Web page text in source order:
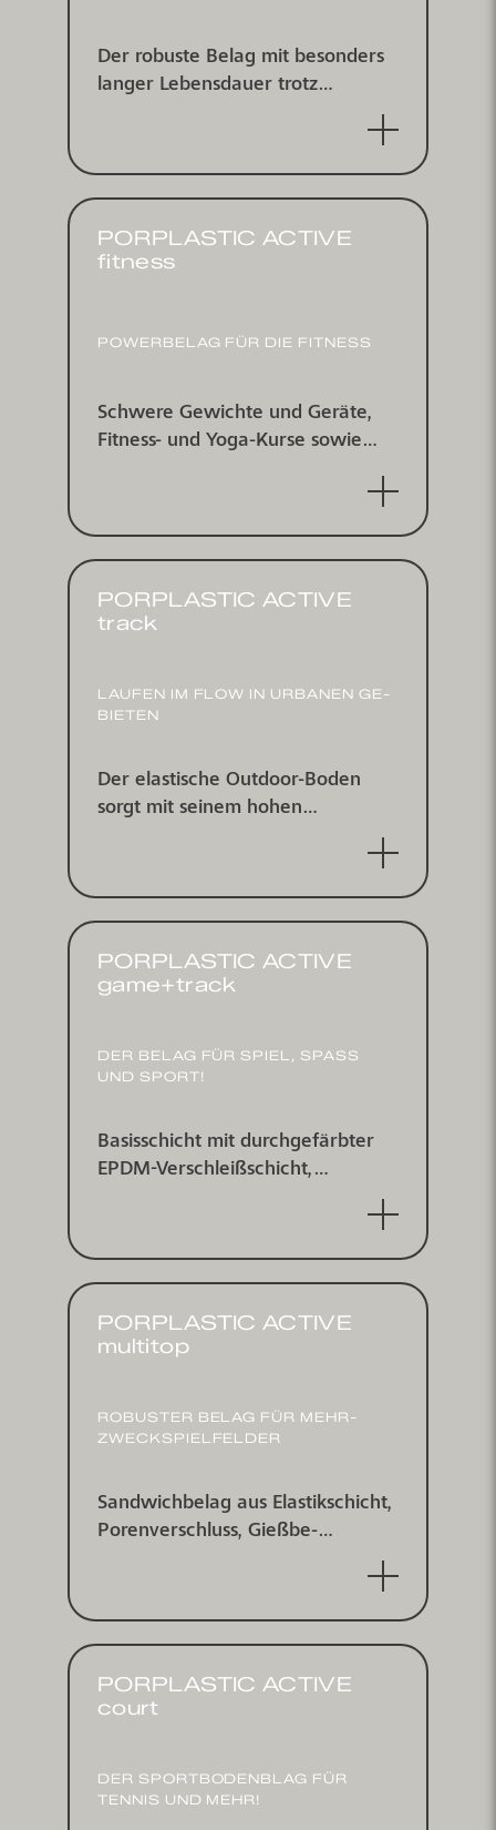
Der robuste Belag mit besonders
langer Lebens­dauer trotz
PORPLASTIC ACTIVE
fitness
POWERBELAG FÜR DIE FITNESS
Schwere Gewichte und Geräte,
Fitness- und Yoga-Kurse sowie
PORPLASTIC ACTIVE
track
LAUFEN IM FLOW IN URBANEN GE­
BIETEN
Der elastische Outdoor-Boden
sorgt mit seinem hohen
Kraftabbau für gelenkschonendes
PORPLASTIC ACTIVE
game+track
DER BELAG FÜR SPIEL, SPASS U
ND SPORT!
Basisschicht mit durchgefärbter
EPDM-Verschleißschicht,
PORPLASTIC ACTIVE
multitop
ROBUSTER BELAG FÜR MEHR­
ZWECK­SPIEL­FELDER
Sandwich­belag aus Elastik­schicht,
Poren­ver­schluss, Gieß­be­
schichtung und multitop-Spritz­be­
PORPLASTIC ACTIVE
court
DER SPORT­BODEN­BLAG FÜR
TENNIS UND MEHR!